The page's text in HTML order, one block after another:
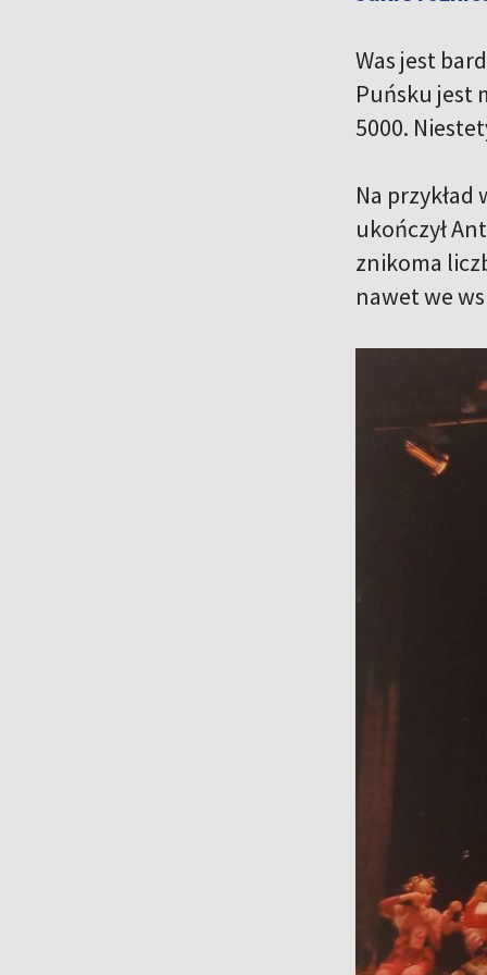
Was jest
Puńsku jest
5000.
Na
ukończył
znikoma
nawet we